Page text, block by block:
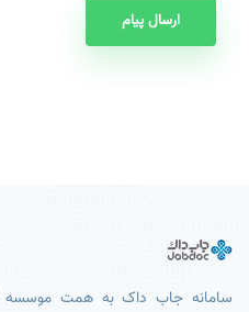
ارسال پیام
سامانه جاب داک به همت موسسه